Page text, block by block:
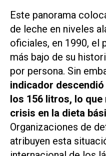
Este panorama
de leche en niveles
oficiales, en 1990, el
más bajo de su
por persona. Sin
indicador
los 156 litros, lo
crisis en la dieta
Organizaciones de
atribuyen esta